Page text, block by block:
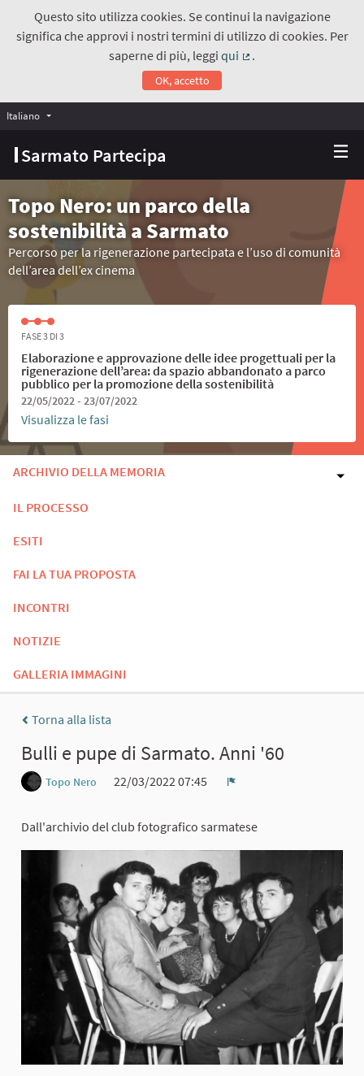
Questo sito utilizza cookies. Se continui la navigazione
significa che approvi i nostri termini di utilizzo di cookies. Per
saperne di più, leggiqui
.
OK, accetto
Sarmato Partecipa
Italiano Choose language
Topo Nero: un parco della
sostenibilità a Sarmato
Percorso per la rigenerazione partecipata e l’uso di comunità
dell’area dell’ex cinema
FASE 3 DI 3
Elaborazione e approvazione delle idee progettuali per la
rigenerazione dell’area: da spazio abbandonato a parco
pubblico per la promozione della sostenibilità
22/05/2022 - 23/07/2022
Visualizza le fasi
ARCHIVIO DELLA MEMORIA
IL PROCESSO
ESITI
FAI LA TUA PROPOSTA
INCONTRI
NOTIZIE
GALLERIA IMMAGINI
Torna alla lista
Bulli e pupe di Sarmato. Anni '60
Topo Nero
22/03/2022 07:45
Dall'archivio del club fotografico sarmatese